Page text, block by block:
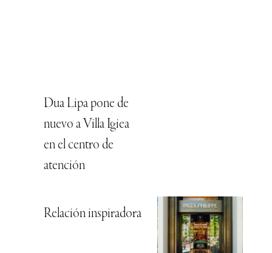
Dua Lipa pone de
nuevo a Villa Igiea
en el centro de
atención
Relación inspiradora